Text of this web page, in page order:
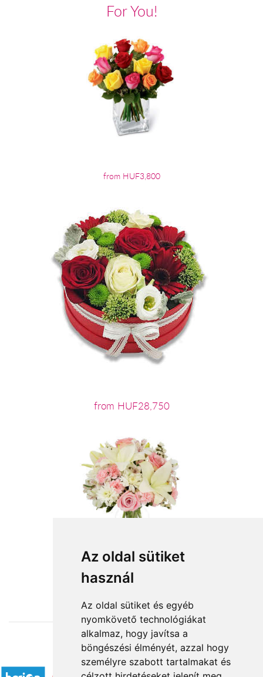
Az oldal sütiket
használ
Az oldal sütiket és egyéb
nyomkövető technológiákat
alkalmaz, hogy javítsa a
böngészési élményét, azzal hogy
személyre szabott tartalmakat és
For You!
from HUF3,800
from HUF28,750
from HUF27,600
Accepted payment methods